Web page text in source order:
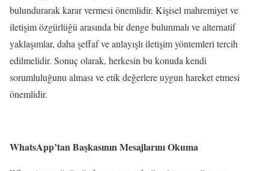
bulundurarak karar vermesi önemlidir. Kişisel mahremiyet ve
iletişim özgürlüğü arasında bir denge bulunmalı ve alternatif
yaklaşımlar, daha şeffaf ve anlayışlı iletişim yöntemleri tercih
edilmelidir. Sonuç olarak, herkesin bu konuda kendi
sorumluluğunu alması ve etik değerlere uygun hareket etmesi
önemlidir.
WhatsApp’tan Başkasının Mesajlarını Okuma